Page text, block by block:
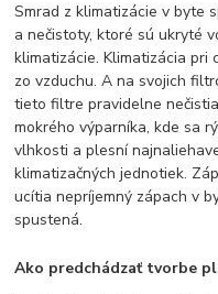
Smrad z klimatizácie v byte
a nečistoty, ktoré sú ukryté
klimatizácie. Klimatizácia
zo vzduchu. A na svojich
tieto filtre pravidelne
mokrého výparníka, kde sa
vlhkosti a plesní
klimatizačných jednotiek.
ucítia nepríjemný zápach v
spustená.
Ako predchádzať tvorbe